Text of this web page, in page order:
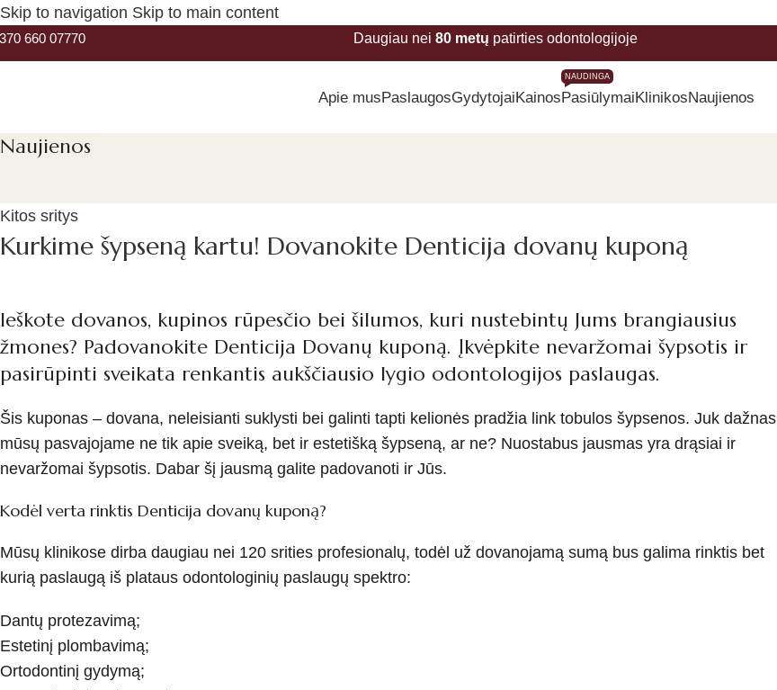
Skip to navigation Skip to main content
660 07770 Daugiau nei 80 metų patirties odontologijoje
Apie musPaslaugosGydytojaiKainosPasiūlymai
NAUDINGA
KlinikosNaujienos
Naujienos
Kitos sritys
Kurkime šypseną kartu! Dovanokite Denticija dovanų kuponą
Ieškote dovanos, kupinos rūpesčio bei šilumos, kuri nustebintų Jums brangiausius
žmones? Padovanokite Denticija Dovanų kuponą. Įkvėpkite nevaržomai šypsotis ir
pasirūpinti sveikata renkantis aukščiausio lygio odontologijos paslaugas.
Šis kuponas – dovana, neleisianti suklysti bei galinti tapti kelionės pradžia link tobulos šypsenos. Juk dažnas
mūsų pasvajojame ne tik apie sveiką, bet ir estetišką šypseną, ar ne? Nuostabus jausmas yra drąsiai ir
nevaržomai šypsotis. Dabar šį jausmą galite padovanoti ir Jūs.
Kodėl verta rinktis Denticija dovanų kuponą?
Mūsų klinikose dirba daugiau nei 120 srities profesionalų, todėl už dovanojamą sumą bus galima rinktis bet
kurią paslaugą iš plataus odontologinių paslaugų spektro:
Dantų protezavimą;
Estetinį plombavimą;
Ortodontinį gydymą;